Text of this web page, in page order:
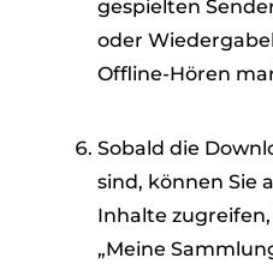
gespielten
oder
Offline-Hören
Sobald die
sind, können Sie
Inhalte
„Meine